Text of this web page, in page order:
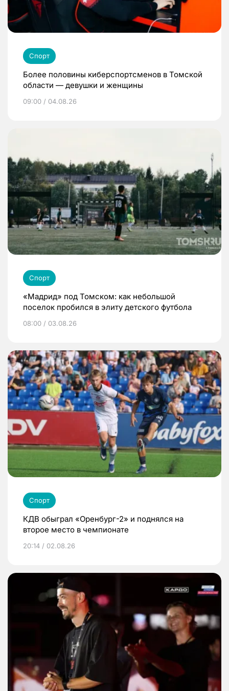
Спорт
Более половины киберспортсменов в Томской
области — девушки и женщины
09:00 / 04.08.26
Спорт
«Мадрид» под Томском: как небольшой
поселок пробился в элиту детского футбола
08:00 / 03.08.26
Спорт
КДВ обыграл «Оренбург-2» и поднялся на
второе место в чемпионате
20:14 / 02.08.26